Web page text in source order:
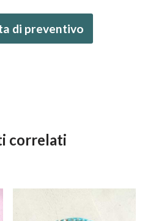
di preventivo
correlati